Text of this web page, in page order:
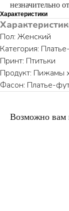
незначительно
Характеристики
Пол: Женский
Категория:
Принт: Птитьки
Продукт: Пижамы
Фасон: Платье-
Возможно вам